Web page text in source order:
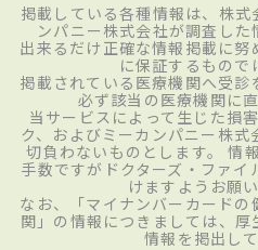
掲載している各種情報は、株
ンパニー株式会社が調査した
出来るだけ正確な情報掲載に
に保証するもので
掲載されている医療機関へ受
必ず該当の医療機関に
当サービスによって生じた損
ク、およびミーカンパニー株
切負わないものとします。 情
手数ですがドクターズ・ファ
けますようお願
なお、「マイナンバーカード
関」の情報につきましては、厚
情報を掲出し